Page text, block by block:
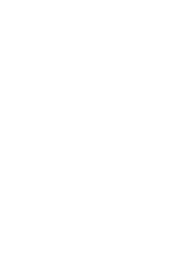
dem alles
der hart um
sich zwischen
ihm erwarten,
jemals
im Bett landen,
und sich
weckt
Art und seiner
in Caden, sich